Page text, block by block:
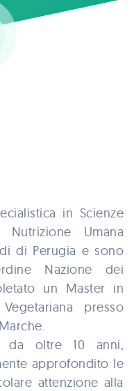
in Scienze
Umana
di Perugia e sono
Nazione dei
un Master in
presso
da oltre 10 anni,
approfondito le
attenzione alla